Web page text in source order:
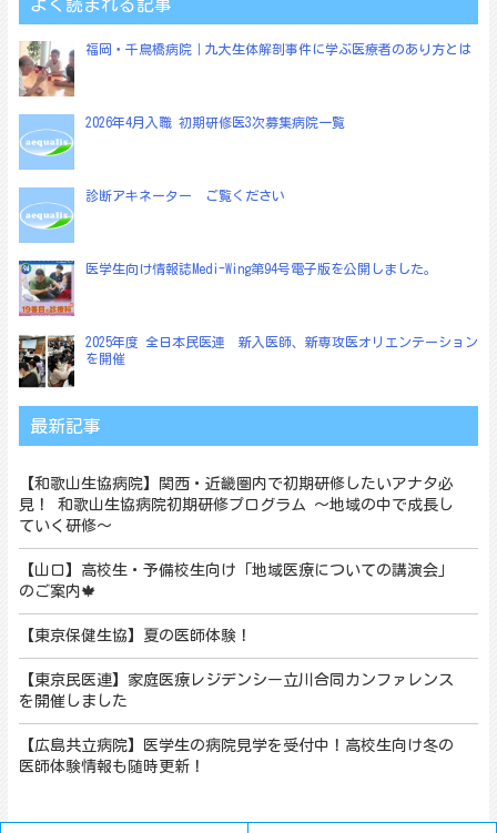
ン
よく読まれる記事
福岡・千鳥橋病院｜九大生体解剖事件に学ぶ医療者のあり方とは
2026年4月入職 初期研修医3次募集病院一覧
診断アキネーター ご覧ください
医学生向け情報誌Medi-Wing第94号電子版を公開しました。
2025年度 全日本民医連 新入医師、新専攻医オリエンテーション
を開催
最新記事
【和歌山生協病院】関西・近畿圏内で初期研修したいアナタ必
見！ 和歌山生協病院初期研修プログラム ～地域の中で成長し
ていく研修～
【山口】高校生・予備校生向け「地域医療についての講演会」
のご案内🍁
【東京保健生協】夏の医師体験！
【東京民医連】家庭医療レジデンシー立川合同カンファレンス
を開催しました
【広島共立病院】医学生の病院見学を受付中！高校生向け冬の
医師体験情報も随時更新！